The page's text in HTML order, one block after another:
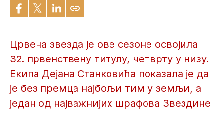
Црвена звезда је ове сезоне освојила
32. првенствену титулу, четврту у низу.
Екипа Дејана Станковића показала је да
је без премца најбољи тим у земљи, а
један од најважнијих шрафова Звездине